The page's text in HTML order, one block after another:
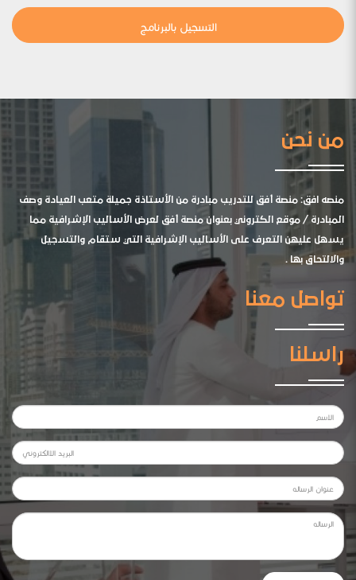
التسجيل بالبرنامج
من نحن
منصه افق: منصة أفق للتدريب مبادرة من الأستاذة جميلة متعب العيادة وصف
المبادرة / موقع الكتروني بعنوان منصة أفق لعرض الأساليب الإشرافية مما
يسهل عليهن التعرف على الأساليب الإشرافية التي ستقام والتسجيل
والالتحاق بها .
تواصل معنا
راسلنا